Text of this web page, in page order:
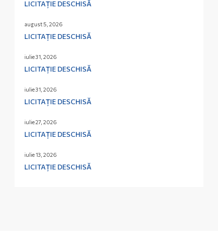
LICITAȚIE DESCHISĂ
august 5, 2026
LICITAȚIE DESCHISĂ
iulie 31, 2026
LICITAȚIE DESCHISĂ
iulie 31, 2026
LICITAȚIE DESCHISĂ
iulie 27, 2026
LICITAȚIE DESCHISĂ
iulie 13, 2026
LICITAȚIE DESCHISĂ